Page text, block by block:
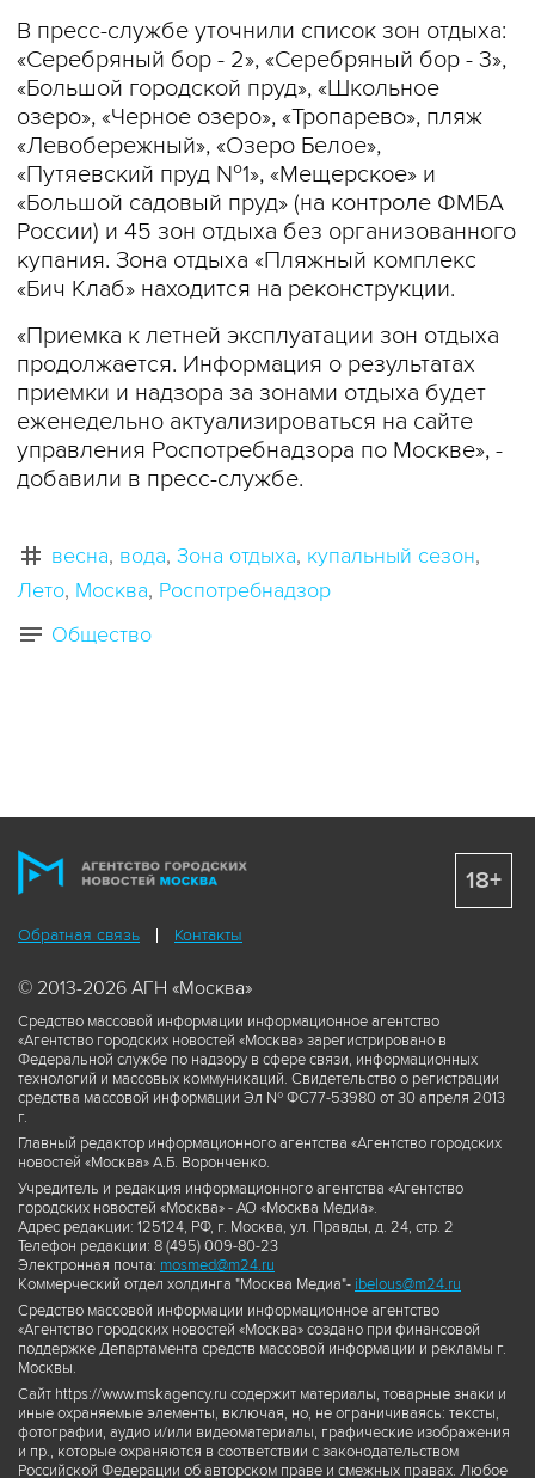
В пресс-службе уточнили список зон отдыха:
«Серебряный бор - 2», «Серебряный бор - 3»,
«Большой городской пруд», «Школьное
озеро», «Черное озеро», «Тропарево», пляж
«Левобережный», «Озеро Белое»,
«Путяевский пруд №1», «Мещерское» и
«Большой садовый пруд» (на контроле ФМБА
России) и 45 зон отдыха без организованного
купания. Зона отдыха «Пляжный комплекс
«Бич Клаб» находится на реконструкции.
«Приемка к летней эксплуатации зон отдыха
продолжается. Информация о результатах
приемки и надзора за зонами отдыха будет
еженедельно актуализироваться на сайте
управления Роспотребнадзора по Москве», -
добавили в пресс-службе.
весна вода Зона отдыха купальный сезон
Лето Москва Роспотребнадзор
Общество
Обратная связь Контакты
© 2013-2026 АГН «Москва»
Средство массовой информации информационное агентство
«Агентство городских новостей «Москва» зарегистрировано в
Федеральной службе по надзору в сфере связи, информационных
технологий и массовых коммуникаций. Свидетельство о регистрации
средства массовой информации Эл № ФС77-53980 от 30 апреля 2013
г.
Главный редактор информационного агентства «Агентство городских
новостей «Москва» А.Б. Воронченко.
Учредитель и редакция информационного агентства «Агентство
городских новостей «Москва» - АО «Москва Медиа».
Адрес редакции: 125124, РФ, г. Москва, ул. Правды, д. 24, стр. 2
Телефон редакции: 8 (495) 009-80-23
Электронная почта: mosmed@m24.ru
Коммерческий отдел холдинга "Москва Медиа"- ibelous@m24.ru
Средство массовой информации информационное агентство
«Агентство городских новостей «Москва» создано при финансовой
поддержке Департамента средств массовой информации и рекламы г.
Москвы.
Сайт https://www.mskagency.ru содержит материалы, товарные знаки и
иные охраняемые элементы, включая, но, не ограничиваясь: тексты,
фотографии, аудио и/или видеоматериалы, графические изображения
и пр., которые охраняются в соответствии с законодательством
Российской Федерации об авторском праве и смежных правах. Любое
18+